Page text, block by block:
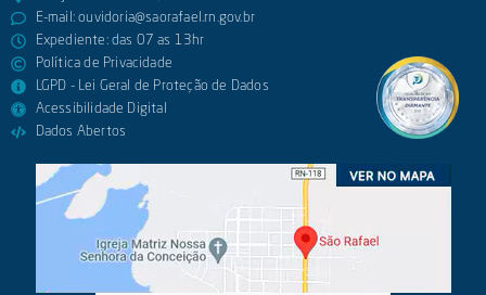
E-mail:ouvidoria@saorafael.rn.gov.br
Expediente: das 07 as 13hr
Política de Privacidade
LGPD - Lei Geral de Proteção de Dados
Acessibilidade Digital
Dados Abertos